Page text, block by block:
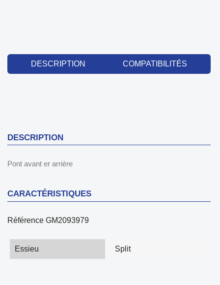
DESCRIPTION COMPATIBILITÉS
DESCRIPTION
Pont avant er arrière
CARACTÉRISTIQUES
Référence GM2093979
Essieu Split